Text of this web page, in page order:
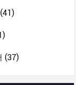
(41)
(37)